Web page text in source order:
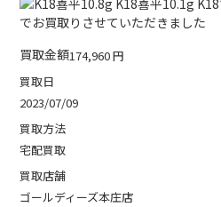
買取金額174,960円
買取日
2023/07/09
買取方法
宅配買取
買取店舗
ゴールディーズ本庄店